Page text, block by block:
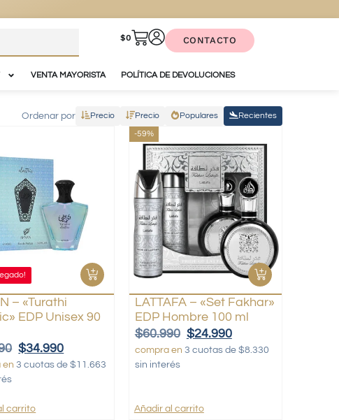
$0 CONTACTO
VENTA MAYORISTA POLÍTICA DE DEVOLUCIONES
Ordenar por Precio Precio Populares
Recientes
– «Turathi
EDP Unisex 90
$34.990
en 3 cuotas de $11.663
carrito
-59%
LATTAFA – «Set Fakhar»
EDP Hombre 100 ml
$60.990 $24.990
compra en 3 cuotas de $8.330
sin interés
Añadir al carrito